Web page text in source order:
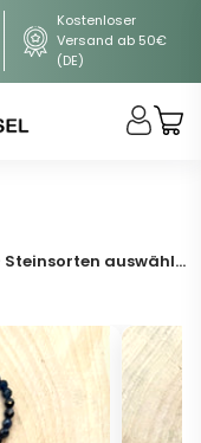
Kostenloser
Versand ab 50€
(DE)
Facettierte Ringe - Steinsorten auswählen (A-Qualität)